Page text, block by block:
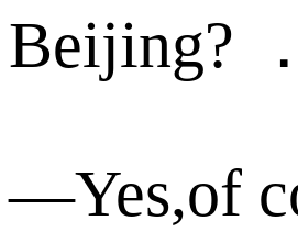
Beijing? ．
—Yes,of